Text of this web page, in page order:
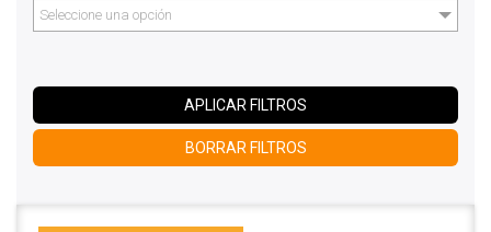
Seleccione una opción
APLICAR FILTROS
BORRAR FILTROS